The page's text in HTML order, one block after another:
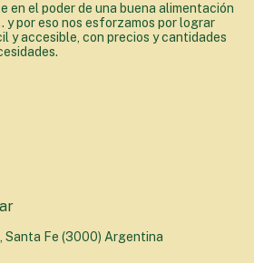
en el poder de una buena alimentación
y por eso nos esforzamos por lograr
y accesible, con precios y cantidades
Santa Fe (3000) Argentina